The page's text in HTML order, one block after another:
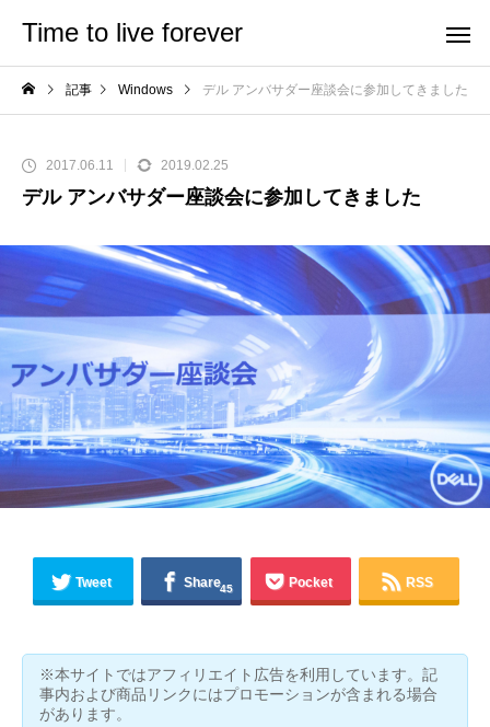
Time to live forever
記事 Windows デル アンバサダー座談会に参加してきました
2017.06.11 2019.02.25
デル アンバサダー座談会に参加してきました
Tweet Share45 Pocket RSS
※本サイトではアフィリエイト広告を利用しています。記
事内および商品リンクにはプロモーションが含まれる場合
があります。